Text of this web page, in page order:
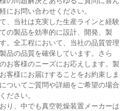
にお問い合わせください。
、当社は充実した生産ラインと経験
の製品を効率的に設計、開発、製
。全工程において、当社の品質管理
品の品質を確保しています。さら
お客様のニーズにお応えします。製
客様にお届けすることをお約束しま
ついてご質問や詳細をご希望の場合
ださい。
り、中でも真空乾燥装置メーカーは